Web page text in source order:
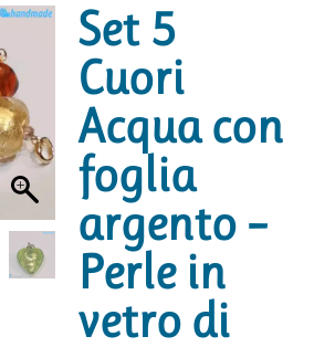
Set 5
Cuori
Acqua con
foglia
argento –
Perle in
vetro di